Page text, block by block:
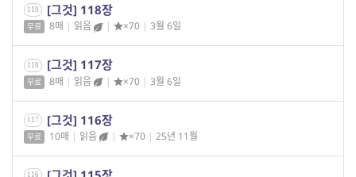
119 [그것] 118장
무료 8매 | 읽음 | ×70 | 3월 6일
118 [그것] 117장
무료 8매 | 읽음 | ×70 | 3월 6일
117 [그것] 116장
무료 10매 | 읽음 | ×70 | 25년 11월
116